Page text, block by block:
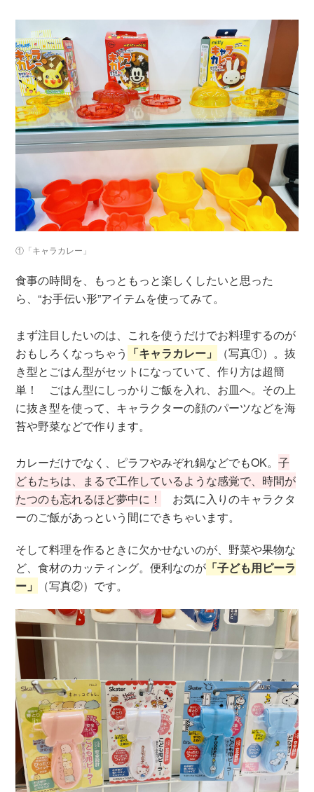
①「キャラカレー」
食事の時間を、もっともっと楽しくしたいと思った
ら、“お手伝い形”アイテムを使ってみて。
まず注目したいのは、これを使うだけでお料理するのが
おもしろくなっちゃう 「キャラカレー」
（写真①）。抜
き型とごはん型がセットになっていて、作り方は超簡
単！ ごはん型にしっかりご飯を入れ、お皿へ。その上
に抜き型を使って、キャラクターの顔のパーツなどを海
苔や野菜などで作ります。
カレーだけでなく、ピラフやみぞれ鍋などでもOK。子
どもたちは、まるで工作しているような感覚で、時間が
たつのも忘れるほど夢中に！
お気に入りのキャラクタ
ーのご飯があっという間にできちゃいます。
そして料理を作るときに欠かせないのが、野菜や果物な
ど、食材のカッティング。便利なのが 「子ども用ピーラ
ー」
（写真②）です。